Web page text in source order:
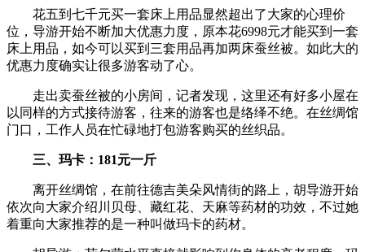
花五到七千元买一套床上用品显然超出了大家的心理价
位，导游开始不断加大优惠力度，原本花6998元才能买到一套
床上用品，如今可以买到三套用品再加两床蚕丝被。如此大的
优惠力度确实让很多游客动了心。
走出卖蚕丝被的小房间，记者发现，这里还有好多小屋在
以同样的方式接待游客，往来的游客也是络绎不绝。在丝绸馆
门口，工作人员在忙碌地打包游客购买的丝织品。
三、玛卡：181元一斤
离开丝绸馆，在前往德吉美朵风情街的路上，胡导游开始
依次向大家介绍川贝母、藏红花、天麻等药材的功效，不过她
着重向大家推荐的是一种叫做玛卡的药材。